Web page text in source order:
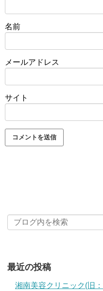
名前
メールアドレス
サイト
最近の投稿
湘南美容クリニック(旧